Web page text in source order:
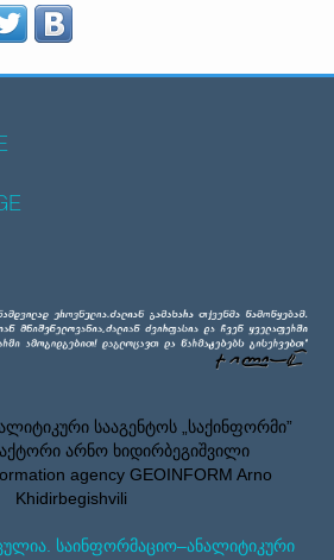
სააგენტოს „საქინფორმი”
არნო ხიდირბეგიშვილი
agency GEOINFORM Arno
Khidirbegishvili
საინფორმაციო–ანალიტიკური